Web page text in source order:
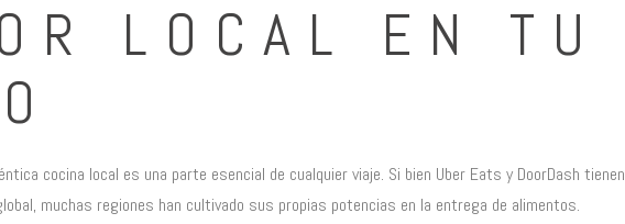
LOCAL EN TU
cocina local es una parte esencial de cualquier viaje. Si bien Uber Eats y DoorDash tienen
muchas regiones han cultivado sus propias potencias en la entrega de alimentos.